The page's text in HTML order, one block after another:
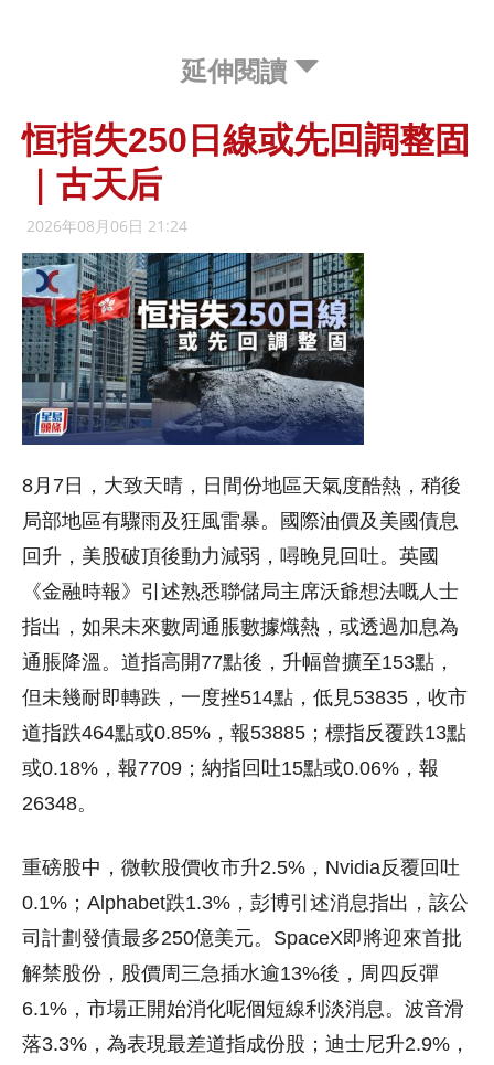
延伸閱讀
恒指失250日線或先回調整固
｜古天后
2026年08月06日 21:24
8月7日，大致天晴，日間份地區天氣度酷熱，稍後
局部地區有驟雨及狂風雷暴。國際油價及美國債息
回升，美股破頂後動力減弱，噚晚見回吐。英國
《金融時報》引述熟悉聯儲局主席沃爺想法嘅人士
指出，如果未來數周通脹數據熾熱，或透過加息為
通脹降溫。道指高開77點後，升幅曾擴至153點，
但未幾耐即轉跌，一度挫514點，低見53835，收市
道指跌464點或0.85%，報53885；標指反覆跌13點
或0.18%，報7709；納指回吐15點或0.06%，報
26348。
重磅股中，微軟股價收市升2.5%，Nvidia反覆回吐
0.1%；Alphabet跌1.3%，彭博引述消息指出，該公
司計劃發債最多250億美元。SpaceX即將迎來首批
解禁股份，股價周三急插水逾13%後，周四反彈
6.1%，市場正開始消化呢個短線利淡消息。波音滑
落3.3%，為表現最差道指成份股；迪士尼升2.9%，